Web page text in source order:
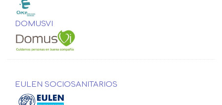
DOMUSVI
EULEN SOCIOSANITARIOS